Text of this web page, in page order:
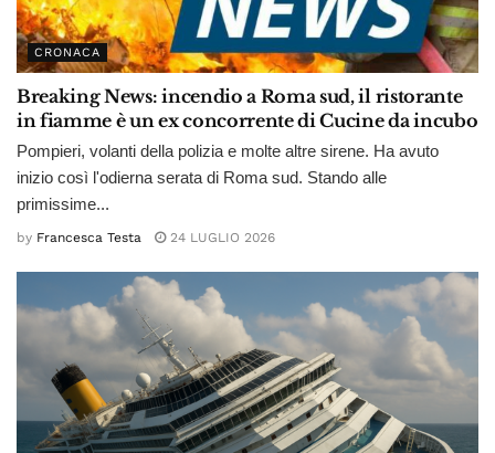
CRONACA
Breaking News: incendio a Roma sud, il ristorante
in fiamme è un ex concorrente di Cucine da incubo
Pompieri, volanti della polizia e molte altre sirene. Ha avuto
inizio così l'odierna serata di Roma sud. Stando alle
primissime...
by Francesca Testa 24 LUGLIO 2026